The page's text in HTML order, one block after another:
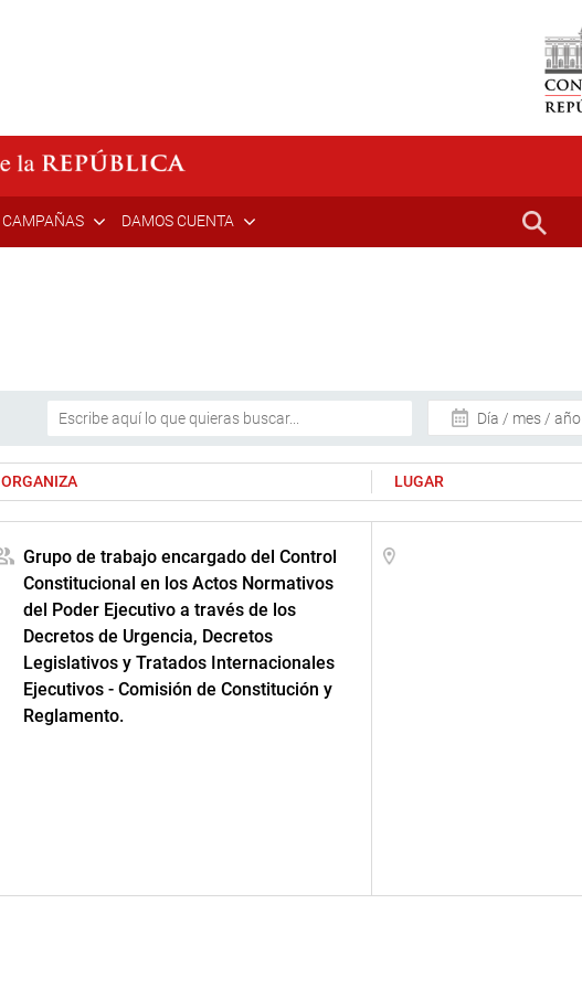
CAMPAÑAS DAMOS CUENTA
Día / mes / año
ORGANIZA LUGAR
Grupo de trabajo encargado del Control
Constitucional en los Actos Normativos
del Poder Ejecutivo a través de los
Decretos de Urgencia, Decretos
Legislativos y Tratados Internacionales
Ejecutivos - Comisión de Constitución y
Reglamento.